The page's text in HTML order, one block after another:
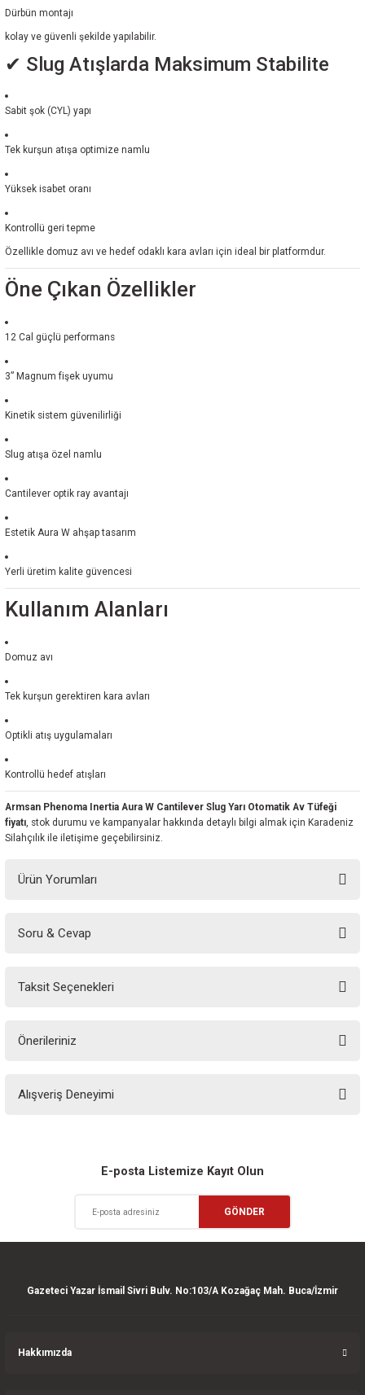
Dürbün montajı
kolay ve güvenli şekilde yapılabilir.
✔ Slug Atışlarda Maksimum Stabilite
Sabit şok (CYL) yapı
Tek kurşun atışa optimize namlu
Yüksek isabet oranı
Kontrollü geri tepme
Özellikle domuz avı ve hedef odaklı kara avları için ideal bir platformdur.
Öne Çıkan Özellikler
12 Cal güçlü performans
3” Magnum fişek uyumu
Kinetik sistem güvenilirliği
Slug atışa özel namlu
Cantilever optik ray avantajı
Estetik Aura W ahşap tasarım
Yerli üretim kalite güvencesi
Kullanım Alanları
Domuz avı
Tek kurşun gerektiren kara avları
Optikli atış uygulamaları
Kontrollü hedef atışları
Armsan Phenoma Inertia Aura W Cantilever Slug Yarı Otomatik Av Tüfeği
fiyatı, stok durumu ve kampanyalar hakkında detaylı bilgi almak için Karadeniz
Silahçılık ile iletişime geçebilirsiniz.
Ürün Yorumları
Soru & Cevap
Taksit Seçenekleri
Önerileriniz
yetersiz gördüğünüz noktaları öneri formunu kullanarak tarafımıza
Ürün resmi kalitesiz, bozuk veya görüntülenemiyor.
Ürün açıklamasında eksik bilgiler bulunuyor.
Ürün bilgilerinde hatalar bulunuyor.
Ürün fiyatı diğer sitelerden daha pahalı.
Alışveriş Deneyimi
Deneyimini Paylaş
E-posta Listemize Kayıt Olun
GÖNDER
Gazeteci Yazar İsmail Sivri Bulv. No:103/A Kozağaç Mah. Buca/İzmir
Hakkımızda